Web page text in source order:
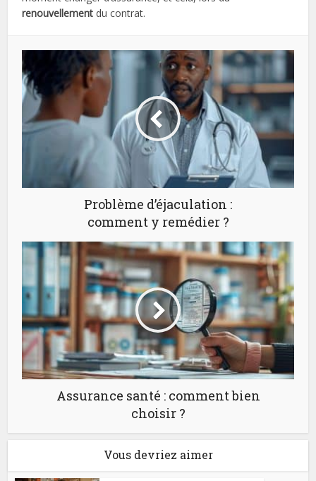
renouvellement du contrat.
Problème d’éjaculation :
comment y remédier ?
Assurance santé : comment bien
choisir ?
Vous devriez aimer